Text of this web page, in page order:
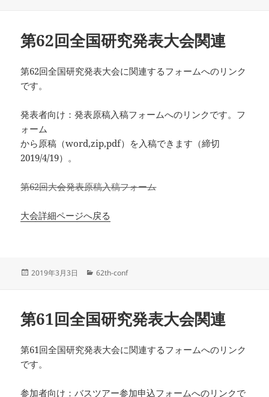
ー
第62回全国研究発表大会関連
第62回全国研究発表大会に関連するフォームへのリンク
です。
発表者向け：発表原稿入稿フォームへのリンクです。フ
ォーム
から原稿（word,zip,pdf）を入稿できます（締切
2019/4/19）。
第62回大会発表原稿入稿フォーム
大会詳細ページへ戻る
投
2019年3月3日
カ
ー
62th-conf
第61回全国研究発表大会関連
第61回全国研究発表大会に関連するフォームへのリンク
です。
参加者向け：バスツアー参加申込フォームへのリンクで